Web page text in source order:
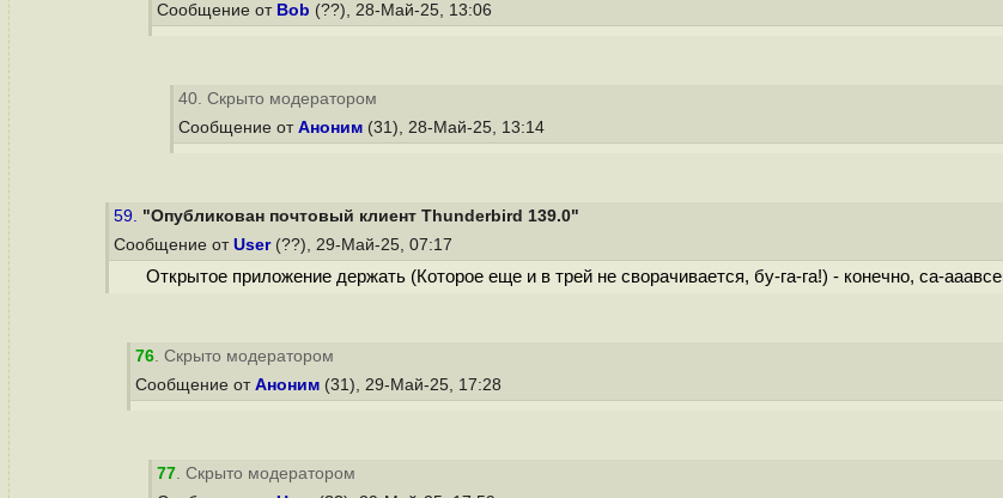
Сообщение от Bob (??), 28-Май-25, 13:06
40. Скрыто модератором
Сообщение от Аноним (31), 28-Май-25, 13:14
59. "Опубликован почтовый клиент Thunderbird 139.0"
Сообщение от User(??), 29-Май-25, 07:17
Открытое приложение держать (Которое еще и в трей не сворачивается, бу-га-га!) - конечно, са-
76. Скрыто модератором
Сообщение от Аноним (31), 29-Май-25, 17:28
77. Скрыто модератором